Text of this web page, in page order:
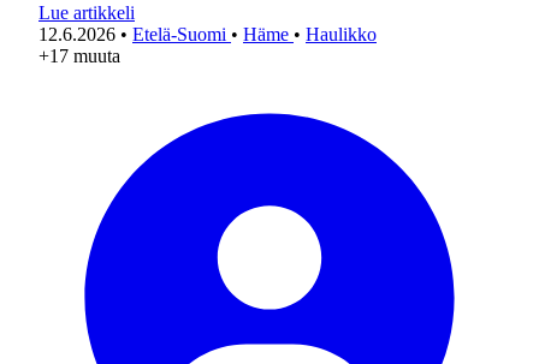
Lue artikkeli
12.6.2026 • Etelä-Suomi • Häme • Haulikko
+17 muuta